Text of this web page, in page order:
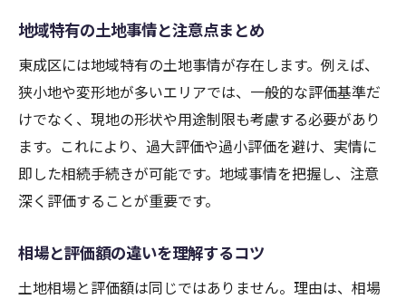
地域特有の土地事情と注意点まとめ
東成区には地域特有の土地事情が存在します。例えば、
狭小地や変形地が多いエリアでは、一般的な評価基準だ
けでなく、現地の形状や用途制限も考慮する必要があり
ます。これにより、過大評価や過小評価を避け、実情に
即した相続手続きが可能です。地域事情を把握し、注意
深く評価することが重要です。
相場と評価額の違いを理解するコツ
土地相場と評価額は同じではありません。理由は、相場